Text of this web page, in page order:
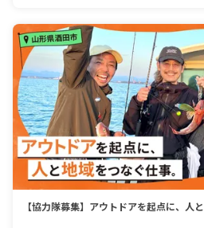
【協力隊募集】アウトドアを起点に、人